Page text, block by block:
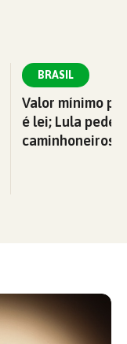
BRASIL
Valor mínimo
é lei; Lula pede
caminhoneiros